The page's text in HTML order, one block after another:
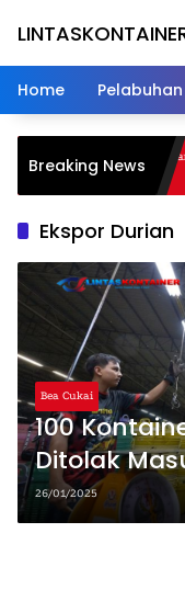
KONTAINER
Home Pelabuhan
Breaking News
Nanjak, Masuk ke Jurang,
Ekspor Durian
Bea Cukai
100
Ditolak
Pewarna
26/01/2025